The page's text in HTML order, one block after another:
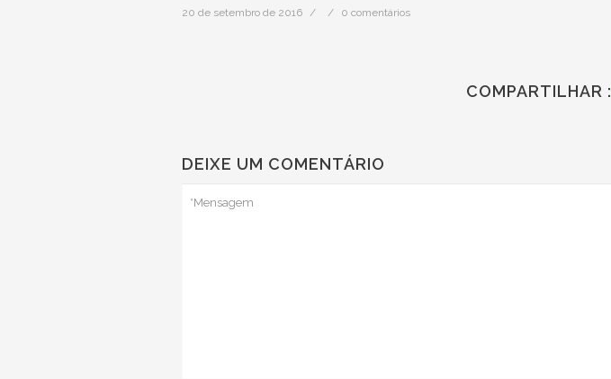
20 de setembro de 2016 / / 0 comentários
COMPARTILHAR :
DEIXE UM COMENTÁRIO